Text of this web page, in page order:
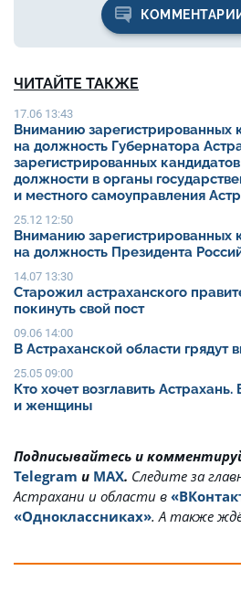
ЧИТАЙТЕ ТАКЖЕ
17.06 13:43
Вниманию зарегистрированных
на должность Губернатора
зарегистрированных
должности в органы
и местного самоуправления
25.12 12:50
Вниманию зарегистрированных
на должность Президента
14.07 13:30
Старожил астраханского
покинуть свой пост
09.06 14:00
В Астраханской области грядут
25.05 09:00
Кто хочет возглавить
и женщины
Подписывайтесь и
Telegram и MAX. Cледите за
Астрахани и области в
«Одноклассниках». А также